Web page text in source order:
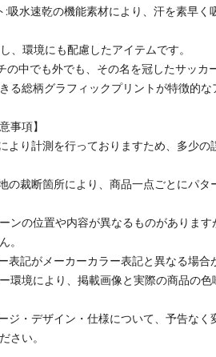
吸水速乾の機能素材により、汗を素早く
、環境にも配慮したアイテムです。
の中でも外でも、その名を冠したサッカ
る総柄グラフィックプリントが特徴的な
事項】
より計測を行っておりますため、多少の
の裁断箇所により、商品一点ごとにパタ
ンの位置や内容が異なるものがありま
。
記がメーカーカラー表記と異なる場合
環境により、掲載画像と実際の商品の色
ジ・デザイン・仕様について、予告なく
さい。